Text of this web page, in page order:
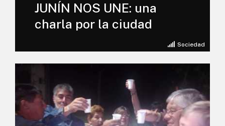
Sociedad
JUNÍN NOS UNE: una
charla por la ciudad